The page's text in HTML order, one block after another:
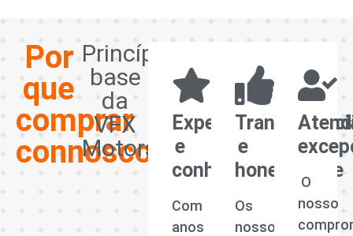
Por
que
comprar
connosco?
Princípios
base
da
VFX
Motors
Experiência
e
conhecimento
Com
anos
e
honestidade
Os
nossos
O
nosso